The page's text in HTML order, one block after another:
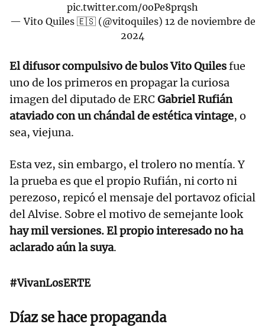
pic.twitter.com/0oPe8prqsh
— Vito Quiles 🇪🇸 (@vitoquiles) 12 de noviembre de
2024
El difusor compulsivo de bulos Vito Quilesfue
uno de los primeros en propagar la curiosa
imagen del diputado de ERC Gabriel Rufián
ataviado con un chándal de estética vintage, o
sea, viejuna.
Esta vez, sin embargo, el trolero no mentía. Y
la prueba es que el propio Rufián, ni corto ni
perezoso, repicó el mensaje del portavoz oficial
del Alvise. Sobre el motivo de semejante look
hay mil versiones. El propio interesado no ha
aclarado aún la suya.
#VivanLosERTE
Díaz se hace propaganda